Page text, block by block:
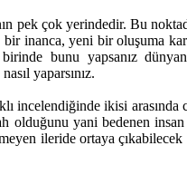
pek çok yerindedir. Bu
inanca, yeni bir oluşuma
bunu yapsanız
yaparsınız.
incelendiğinde ikisi
yani bedenen insan
ileride ortaya